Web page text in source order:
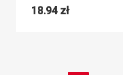
18.94zł